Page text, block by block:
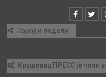
Лајкуј и подели
Крушевац ПРЕСС је члан у: